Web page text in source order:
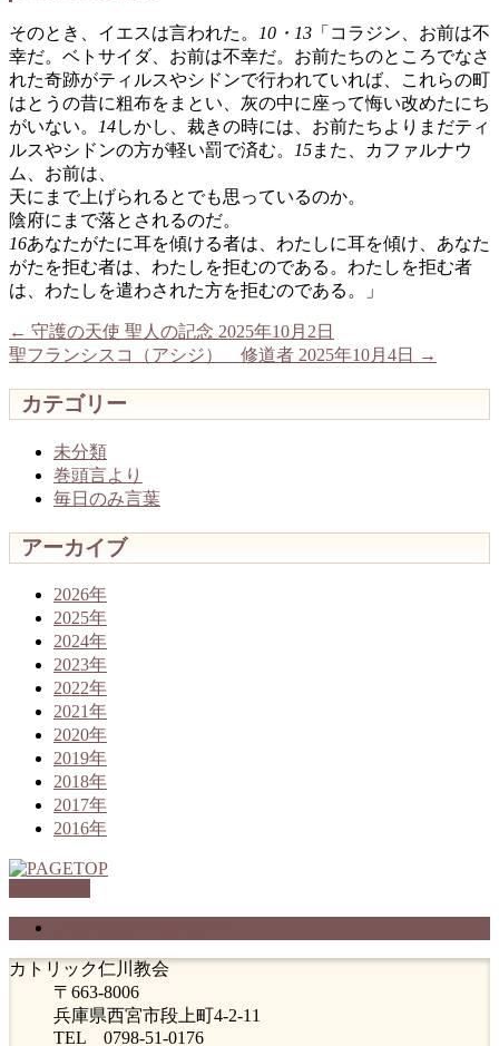
そのとき、イエスは言われた。 10・13 「コラジン、お前は不
幸だ。ベトサイダ、お前は不幸だ。お前たちのところでなさ
れた奇跡がティルスやシドンで行われていれば、これらの町
はとうの昔に粗布をまとい、灰の中に座って悔い改めたにち
がいない。 14しかし、裁きの時には、お前たちよりまだティ
ルスやシドンの方が軽い罰で済む。 15また、カファルナウ
ム、お前は、
天にまで上げられるとでも思っているのか。
陰府にまで落とされるのだ。
16あなたがたに耳を傾ける者は、わたしに耳を傾け、あなた
がたを拒む者は、わたしを拒むのである。わたしを拒む者
は、わたしを遣わされた方を拒むのである。」
← 守護の天使 聖人の記念 2025年10月2日
聖フランシスコ（アシジ） 修道者 2025年10月4日
→
カテゴリー
未分類
巻頭言より
毎日のみ言葉
アーカイブ
2026年
2025年
2024年
2023年
2022年
2021年
2020年
2019年
2018年
2017年
2016年
カトリック仁川教会
〒663-8006
兵庫県西宮市段上町4-2-11
TEL 0798-51-0176